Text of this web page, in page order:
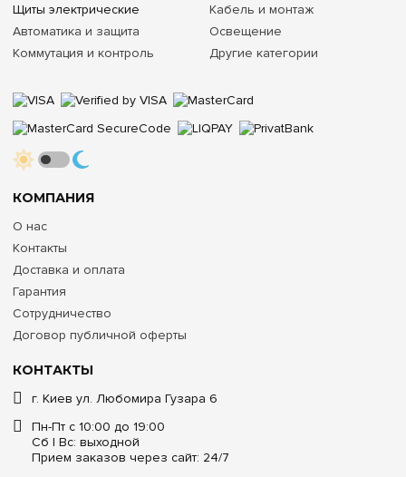
КОНТАКТЫ
г. Киев ул. Любомира Гузара 6
Пн-Пт с 10:00 до 19:00
Сб | Вс: выходной
Прием заказов через сайт: 24/7
КОМПАНИЯ
О нас
Контакты
Доставка и оплата
Гарантия
Сотрудничество
Договор публичной оферты
Щиты электрические
Автоматика и защита
Коммутация и контроль
Кабель и монтаж
Освещение
Другие категории